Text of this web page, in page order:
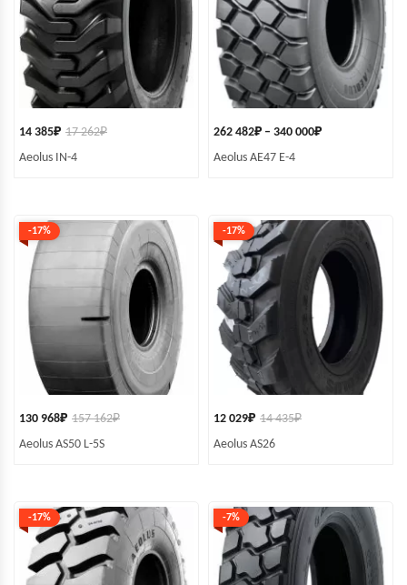
17 262₽
14 385₽
Aeolus IN-4
262 482₽ – 340 000₽
Aeolus AE47 E-4
-17%
157 162₽
130 968₽
Aeolus AS50 L-5S
-17%
14 435₽
12 029₽
Aeolus AS26
-17% -7%